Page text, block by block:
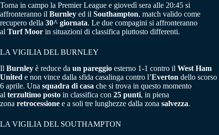
Torna in campo la Premier League e giovedì sera alle 20:45 si
affronteranno il Burnley ed il Southampton, match valido come
recupero della 30^ giornata. Le due compagini si affronteranno
al Turf Moor in situazioni di classifica piuttosto differenti.
LA VIGILIA DEL BURNLEY
Il Burnley è reduce da un pareggio esterno 1-1 contro il West Ham
United e non vince dalla sfida casalinga contro l’Everton dello scorso
6 aprile. Una squadra di casa che si trova in questo momento
al terzultimo posto in classifica con 25 punti, in piena
zona retrocessione e a soli tre lunghezze dalla zona salvezza.
LA VIGILIA DEL SOUTHAMPTON